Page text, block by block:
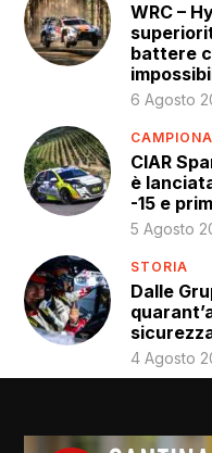
WRC –
battere
6 Agosto
CIAR
è
-15 e
5 Agosto
STORIA
Dalle
4 Agosto